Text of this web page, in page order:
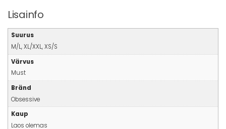
Lisainfo
Suurus
M/L, XL/XXL, XS/S
Värvus
Must
Bränd
Obsessive
Kaup
Laos olemas